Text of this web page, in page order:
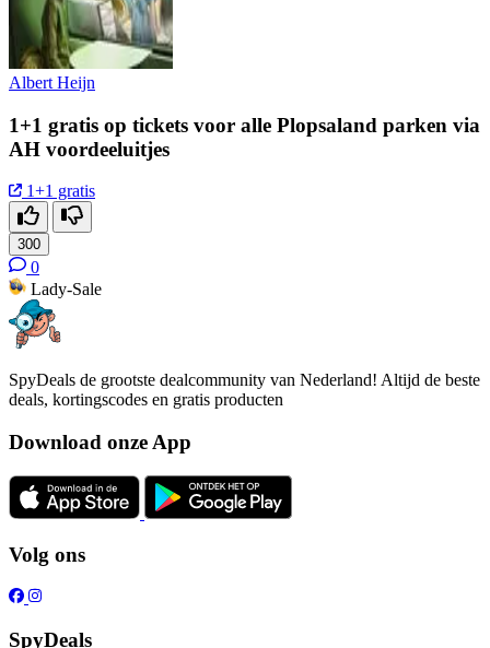
Albert Heijn
1+1 gratis op tickets voor alle Plopsaland parken via
AH voordeeluitjes
1+1 gratis
300
0
Lady-Sale
SpyDeals de grootste dealcommunity van Nederland! Altijd de beste
deals, kortingscodes en gratis producten
Download onze App
Volg ons
SpyDeals